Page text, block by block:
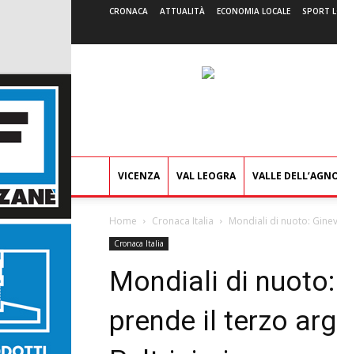
CRONACA ATTUALITÀ ECONOMIA LOCALE SPORT
VICENZA VAL LEOGRA VALLE
Home Cronaca Italia Mondiali di nuoto:
Cronaca Italia
Mondiali di
prende il terzo